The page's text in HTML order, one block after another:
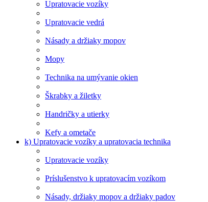
Upratovacie vozíky
Upratovacie vedrá
Násady a držiaky mopov
Mopy
Technika na umývanie okien
Škrabky a žiletky
Handričky a utierky
Kefy a ometače
k) Upratovacie vozíky a upratovacia technika
Upratovacie vozíky
Príslušenstvo k upratovacím vozíkom
Násady, držiaky mopov a držiaky padov